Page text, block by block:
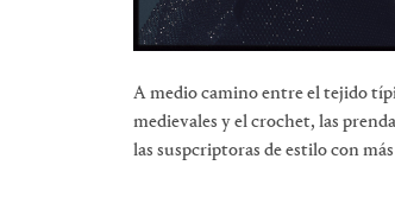
A medio camino entre el tejido
medievales y el crochet, las
las suspcriptoras de estilo con